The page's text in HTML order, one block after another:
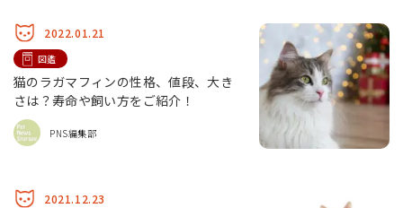
2022.01.21
図鑑
猫のラガマフィンの性格、値段、大き
さは？寿命や飼い方をご紹介！
PNS編集部
2021.12.23